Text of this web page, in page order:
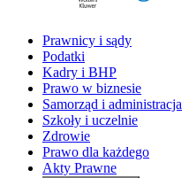
Prawnicy i sądy
Podatki
Kadry i BHP
Prawo w biznesie
Samorząd i administracja
Szkoły i uczelnie
Zdrowie
Prawo dla każdego
Akty Prawne